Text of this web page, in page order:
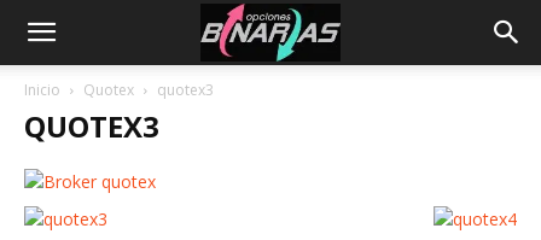
Inicio Quotex quotex3
QUOTEX3